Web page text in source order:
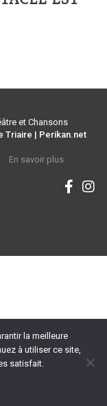
et Chansons
Triaire | Perikan.net
En savoir plus
la meilleure
à utiliser ce site,
satisfait.